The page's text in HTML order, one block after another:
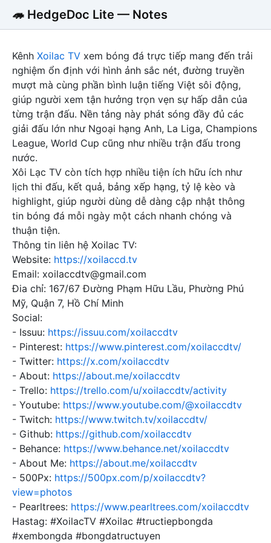
🦔 HedgeDoc Lite — Notes
Kênh Xoilac TV xem bóng đá trực tiếp mang đến trải
nghiệm ổn định với hình ảnh sắc nét, đường truyền
mượt mà cùng phần bình luận tiếng Việt sôi động,
giúp người xem tận hưởng trọn vẹn sự hấp dẫn của
từng trận đấu. Nền tảng này phát sóng đầy đủ các
giải đấu lớn như Ngoại hạng Anh, La Liga, Champions
League, World Cup cũng như nhiều trận đấu trong
nước.
Xôi Lạc TV còn tích hợp nhiều tiện ích hữu ích như
lịch thi đấu, kết quả, bảng xếp hạng, tỷ lệ kèo và
highlight, giúp người dùng dễ dàng cập nhật thông
tin bóng đá mỗi ngày một cách nhanh chóng và
thuận tiện.
Thông tin liên hệ Xoilac TV:
Website: https://xoilaccd.tv
Email: xoilaccdtv@gmail.com
Đia chỉ: 167/67 Đường Phạm Hữu Lầu, Phường Phú
Mỹ, Quận 7, Hồ Chí Minh
Social:
- Issuu: https://issuu.com/xoilaccdtv
- Pinterest: https://www.pinterest.com/xoilaccdtv/
- Twitter: https://x.com/xoilaccdtv
- About: https://about.me/xoilaccdtv
- Trello: https://trello.com/u/xoilaccdtv/activity
- Youtube: https://www.youtube.com/@xoilaccdtv
- Twitch: https://www.twitch.tv/xoilaccdtv/
- Github: https://github.com/xoilaccdtv
- Behance: https://www.behance.net/xoilaccdtv
- About Me: https://about.me/xoilaccdtv
- 500Px: https://500px.com/p/xoilaccdtv?
view=photos
- Pearltrees: https://www.pearltrees.com/xoilaccdtv
Hastag: #XoilacTV #Xoilac #tructiepbongda
#xembongda #bongdatructuyen